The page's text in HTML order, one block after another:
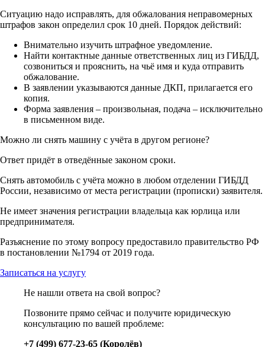
Ситуацию надо исправлять, для обжалования неправомерных
штрафов закон определил срок 10 дней. Порядок действий:
Внимательно изучить штрафное уведомление.
Найти контактные данные ответственных лиц из ГИБДД,
созвониться и прояснить, на чьё имя и куда отправить
обжалование.
В заявлении указываются данные ДКП, прилагается его
копия.
Форма заявления – произвольная, подача – исключительно
в письменном виде.
Можно ли снять машину с учёта в другом регионе?
Ответ придёт в отведённые законом сроки.
Снять автомобиль с учёта можно в любом отделении ГИБДД
России, независимо от места регистрации (прописки) заявителя.
Не имеет значения регистрации владельца как юрлица или
предпринимателя.
Разъяснение по этому вопросу предоставило правительство РФ
в постановлении №1794 от 2019 года.
Записаться на услугу
Не нашли ответа на свой вопрос?
Позвоните прямо сейчас и получите юридическую
консультацию по вашей проблеме:
+7 (499) 677-23-65 (Королёв)